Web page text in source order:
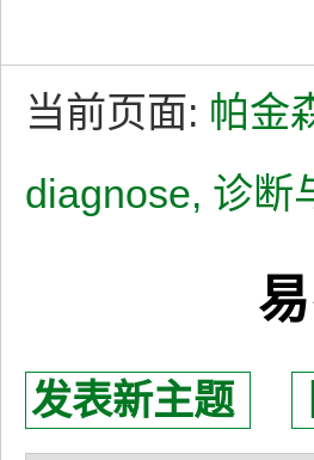
当前页面: 帕金
diagnose, 诊断
发表新主题